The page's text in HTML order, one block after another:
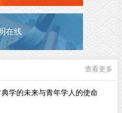
在线
查看更多
学的未来与青年学人的使命